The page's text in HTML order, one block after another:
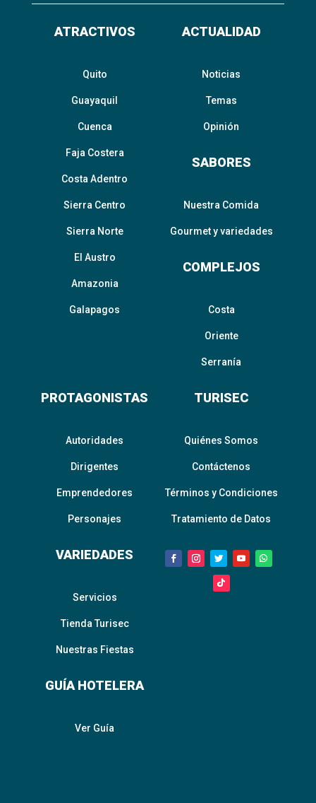
ATRACTIVOS
Quito
Guayaquil
Cuenca
Faja Costera
Costa Adentro
Sierra Centro
Sierra Norte
El Austro
Amazonia
Galapagos
ACTUALIDAD
Noticias
Temas
Opinión
SABORES
Nuestra Comida
Gourmet y variedades
COMPLEJOS
Costa
Oriente
Serranía
PROTAGONISTAS
Autoridades
Dirigentes
Emprendedores
Personajes
VARIEDADES
Servicios
Tienda Turisec
Nuestras Fiestas
GUÍA HOTELERA
Ver Guía
TURISEC
Quiénes Somos
Contáctenos
Términos y Condiciones
Tratamiento de Datos